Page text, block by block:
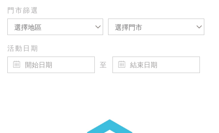
門市篩選
選擇地區 選擇門市
活動日期
至